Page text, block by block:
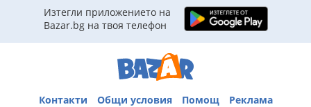
Изтегли приложението на
Bazar.bg на твоя телефон
Контакти Общи условия Помощ
Реклама